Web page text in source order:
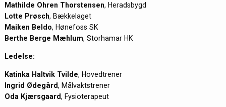
Mathilde Ohren Thorstensen, Heradsbygd
Lotte Prøsch, Bækkelaget
Maiken Beldo, Hønefoss SK
Berthe Berge Mæhlum, Storhamar HK
Ledelse:
Katinka Haltvik Tvilde, Hovedtrener
Ingrid Ødegård, Målvaktstrener
Oda Kjærsgaard, Fysioterapeut